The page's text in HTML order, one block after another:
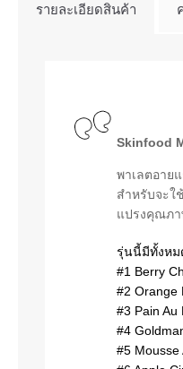
รายละเอียดสินค้า
Skinfood
พาเลตอาย
สำหรับจะใ
แปรงคุณภา
รุ่นนี้มีทั้งหม
#1 Berry
#2 Orange
#3 Pain Au
#4
#5 Mousse